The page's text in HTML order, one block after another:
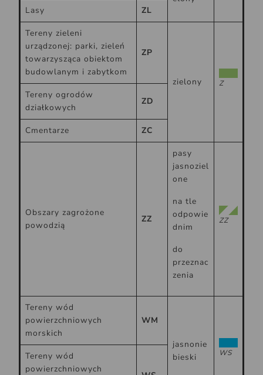
Lasy ZL
Tereny zieleni
urządzonej: parki, zieleń
towarzysząca obiektom
budowlanym i zabytkom
ZP
zielony Z
Tereny ogrodów
działkowych
ZD
Cmentarze ZC
Obszary zagrożone
powodzią
ZZ
pasy
jasnoziel
one
na tle
odpowie
dnim
do
przeznac
zenia
ZZ
Tereny wód
powierzchniowych
morskich
WM
jasnonie
bieski
WS
Tereny wód
powierzchniowych